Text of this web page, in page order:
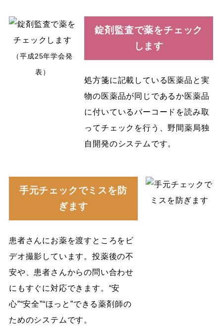
（平成25年学会発
表）
錠剤監査で薬をチェック
します
処方箋に記載している医薬品と実
物の医薬品が同じであるか医薬品
に付いているバーコードを読み取
ってチェックを行う、野間薬局独
自開発のシステムです。
手元チェックでミスを防
ぎます
患者さんにお薬を渡すところをビ
デオ撮影しています。投薬後の不
安や、患者さんからの問い合わせ
にもすぐに対応できます。“安
心”“安全”“ほっと”できる薬剤師の
ためのシステムです。